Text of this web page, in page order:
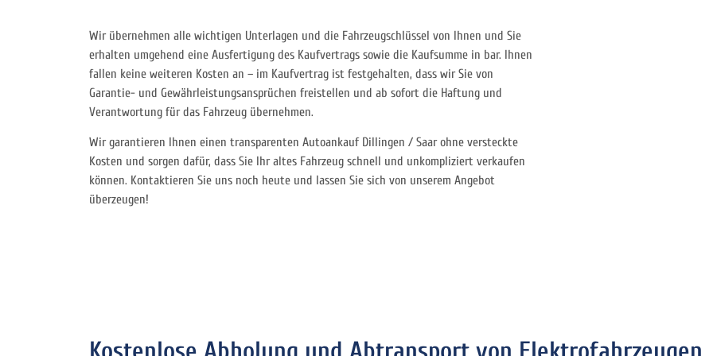
Wir übernehmen alle wichtigen Unterlagen und die Fahrzeugschlüssel von Ihnen und Sie
erhalten umgehend eine Ausfertigung des Kaufvertrags sowie die Kaufsumme in bar. Ihnen
fallen keine weiteren Kosten an – im Kaufvertrag ist festgehalten, dass wir Sie von
Garantie- und Gewährleistungsansprüchen freistellen und ab sofort die Haftung und
Verantwortung für das Fahrzeug übernehmen.
Wir garantieren Ihnen einen transparenten Autoankauf Dillingen / Saar ohne versteckte
Kosten und sorgen dafür, dass Sie Ihr altes Fahrzeug schnell und unkompliziert verkaufen
können. Kontaktieren Sie uns noch heute und lassen Sie sich von unserem Angebot
überzeugen!